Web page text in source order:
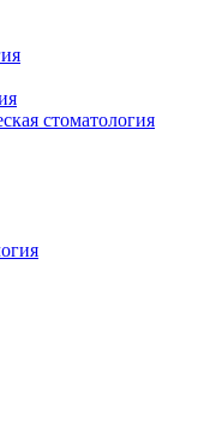
стоматология